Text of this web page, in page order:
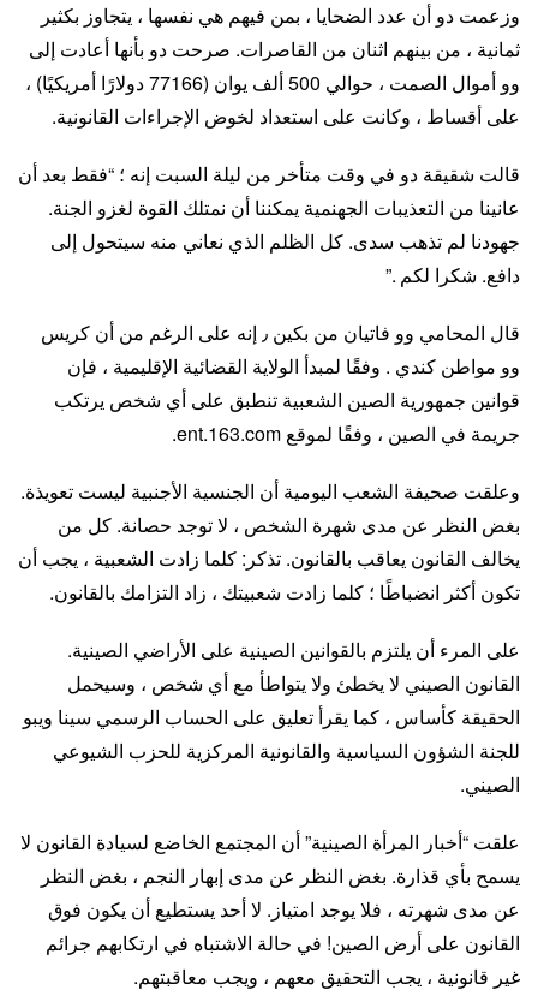
وزعمت دو أن عدد الضحايا ، بمن فيهم هي نفسها ، يتجاوز بكثير
ثمانية ، من بينهم اثنان من القاصرات. صرحت دو بأنها أعادت إلى
وو أموال الصمت ، حوالي 500 ألف يوان (77166 دولارًا أمريكيًا) ،
على أقساط ، وكانت على استعداد لخوض الإجراءات القانونية.
قالت شقيقة دو في وقت متأخر من ليلة السبت إنه ؛ “فقط بعد أن
عانينا من التعذيبات الجهنمية يمكننا أن نمتلك القوة لغزو الجنة.
جهودنا لم تذهب سدى. كل الظلم الذي نعاني منه سيتحول إلى
دافع. شكرا لكم .”
قال المحامي وو فاتيان من بكين ٫ إنه على الرغم من أن كريس
وو مواطن كندي . وفقًا لمبدأ الولاية القضائية الإقليمية ، فإن
قوانين جمهورية الصين الشعبية تنطبق على أي شخص يرتكب
جريمة في الصين ، وفقًا لموقع ent.163.com.
وعلقت صحيفة الشعب اليومية أن الجنسية الأجنبية ليست تعويذة.
بغض النظر عن مدى شهرة الشخص ، لا توجد حصانة. كل من
يخالف القانون يعاقب بالقانون. تذكر: كلما زادت الشعبية ، يجب أن
تكون أكثر انضباطًا ؛ كلما زادت شعبيتك ، زاد التزامك بالقانون.
على المرء أن يلتزم بالقوانين الصينية على الأراضي الصينية.
القانون الصيني لا يخطئ ولا يتواطأ مع أي شخص ، وسيحمل
الحقيقة كأساس ، كما يقرأ تعليق على الحساب الرسمي سينا ​​ويبو
للجنة الشؤون السياسية والقانونية المركزية للحزب الشيوعي
الصيني.
علقت “أخبار المرأة الصينية” أن المجتمع الخاضع لسيادة القانون لا
يسمح بأي قذارة. بغض النظر عن مدى إبهار النجم ، بغض النظر
عن مدى شهرته ، فلا يوجد امتياز. لا أحد يستطيع أن يكون فوق
القانون على أرض الصين! في حالة الاشتباه في ارتكابهم جرائم
غير قانونية ، يجب التحقيق معهم ، ويجب معاقبتهم.